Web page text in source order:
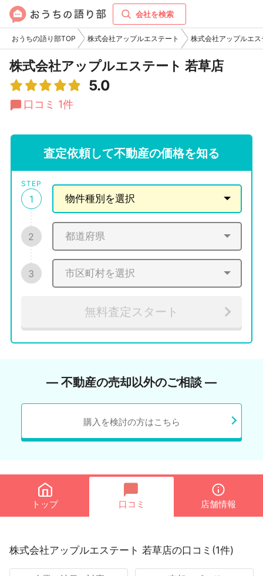
会社を検索
おうちの語り部TOP 株式会社アップルエステート 株式会社アップルエ
株式会社アップルエステート 若草店
5.0
口コミ 1件
査定依頼して不動産の価格を知る
STEP
1
2
3
無料査定スタート
― 不動産の売却以外のご相談 ―
購入を検討の方はこちら
トップ 口コミ 店舗情報
株式会社アップルエステート 若草店の口コミ(1件)